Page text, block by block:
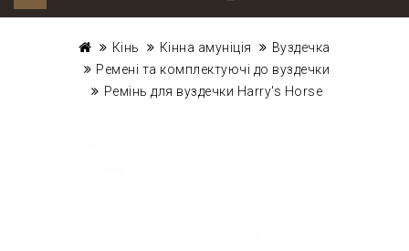
Кінь Кінна амуніція
Вуздечка
Ремені та комплектуючі до вуздечки
Ремінь для вуздечки Harry's Horse